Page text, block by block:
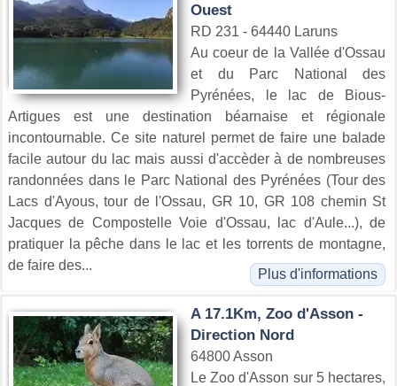
Ouest
RD 231 - 64440 Laruns
Au coeur de la Vallée d'Ossau
et du Parc National des
Pyrénées, le lac de Bious-
Artigues est une destination béarnaise et régionale
incontournable. Ce site naturel permet de faire une balade
facile autour du lac mais aussi d'accèder à de nombreuses
randonnées dans le Parc National des Pyrénées (Tour des
Lacs d'Ayous, tour de l'Ossau, GR 10, GR 108 chemin St
Jacques de Compostelle Voie d'Ossau, lac d'Aule...), de
pratiquer la pêche dans le lac et les torrents de montagne,
de faire des...
Plus d'informations
A 17.1Km, Zoo d'Asson -
Direction Nord
64800 Asson
Le Zoo d'Asson sur 5 hectares,